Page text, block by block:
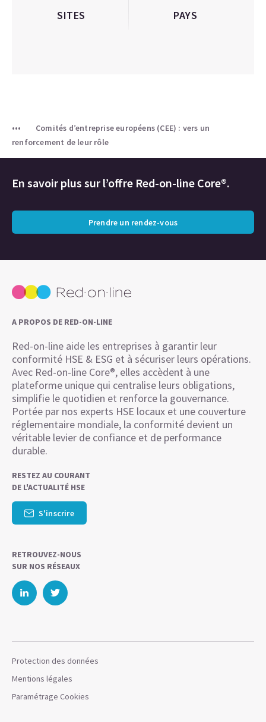
SITES PAYS
Comités d’entreprise européens (CEE) : vers un
renforcement de leur rôle
En savoir plus sur l’offre Red-on-line Core®.
Prendre un rendez-vous
A PROPOS DE RED-ON-LINE
Red-on-line aide les entreprises à garantir leur
conformité HSE & ESG et à sécuriser leurs opérations.
Avec Red-on-line Core®, elles accèdent à une
plateforme unique qui centralise leurs obligations,
simplifie le quotidien et renforce la gouvernance.
Portée par nos experts HSE locaux et une couverture
réglementaire mondiale, la conformité devient un
véritable levier de confiance et de performance
durable.
RESTEZ AU COURANT
DE L'ACTUALITÉ HSE
S'inscrire
RETROUVEZ-NOUS
SUR NOS RÉSEAUX
Protection des données
Mentions légales
Paramétrage Cookies